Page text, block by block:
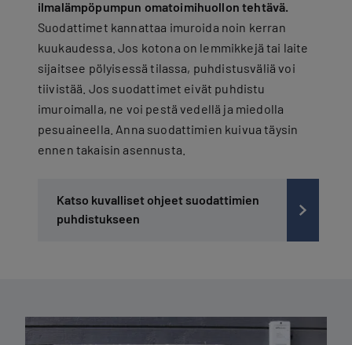
ilmalämpöpumpun omatoimihuollon tehtävä.
Suodattimet kannattaa imuroida noin kerran
kuukaudessa. Jos kotona on lemmikkejä tai laite
sijaitsee pölyisessä tilassa, puhdistusväliä voi
tiivistää. Jos suodattimet eivät puhdistu
imuroimalla, ne voi pestä vedellä ja miedolla
pesuaineella. Anna suodattimien kuivua täysin
ennen takaisin asennusta.
Katso kuvalliset ohjeet suodattimien
puhdistukseen